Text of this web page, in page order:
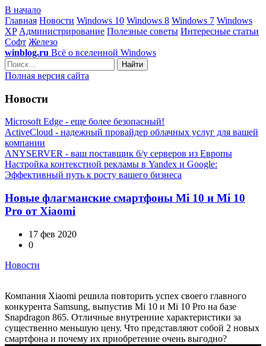
В начало
Главная Новости Windows 10 Windows 8 Windows 7 Windows
XP Администрирование Полезные советы Интересные статьи
Софт Железо
winblog.ru Всё о вселенной Windows
Найти
Полная версия сайта
Новости
Microsoft Edge - еще более безопасный!
ActiveCloud - надежный провайдер облачных услуг для вашей
компании
ANYSERVER - ваш поставщик б/у серверов из Европы
Настройка контекстной рекламы в Yandex и Google:
Эффективный путь к росту вашего бизнеса
Новые флагманские смартфоны Mi 10 и Mi 10
Pro от Xiaomi
17 фев 2020
0
Новости
Компания Xiaomi решила повторить успех своего главного
конкурента Samsung, выпустив Mi 10 и Mi 10 Pro на базе
Snapdragon 865. Отличные внутренние характеристики за
существенно меньшую цену. Что представляют собой 2 новых
смартфона и почему их приобретение очень выгодно?